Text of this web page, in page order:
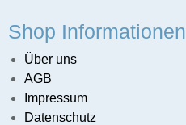
Shop Informationen
Über uns
AGB
Impressum
Datenschutz